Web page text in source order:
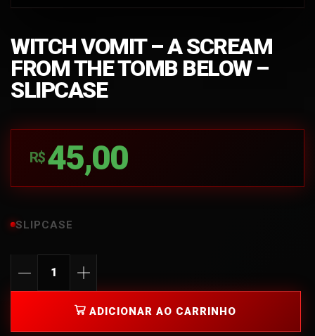
WITCH VOMIT – A SCREAM
FROM THE TOMB BELOW –
SLIPCASE
R$ 45,00
SLIPCASE
ADICIONAR AO CARRINHO